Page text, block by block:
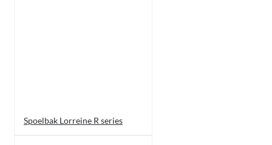
Spoelbak Lorreine R series